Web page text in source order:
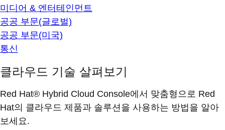
미디어 & 엔터테인먼트
공공 부문(글로벌)
공공 부문(미국)
통신
클라우드 기술 살펴보기
Red Hat® Hybrid Cloud Console에서 맞춤형으로 Red
Hat의 클라우드 제품과 솔루션을 사용하는 방법을 알아
보세요.